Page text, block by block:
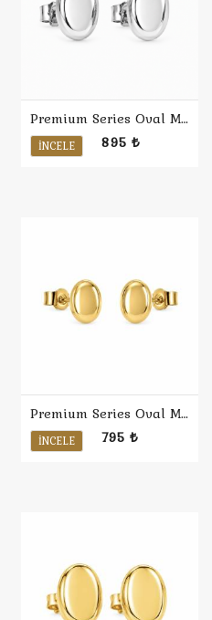
Premium Series Oval Minimal Küpe M / Rodyum
İNCELE 895 ₺
Premium Series Oval Minimal Küpe S
İNCELE 795 ₺